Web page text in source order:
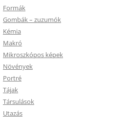
Formák
Gombák – zuzumók
Kémia
Makró
Mikroszkópos képek
Növények
Portré
Tájak
Társulások
Utazás